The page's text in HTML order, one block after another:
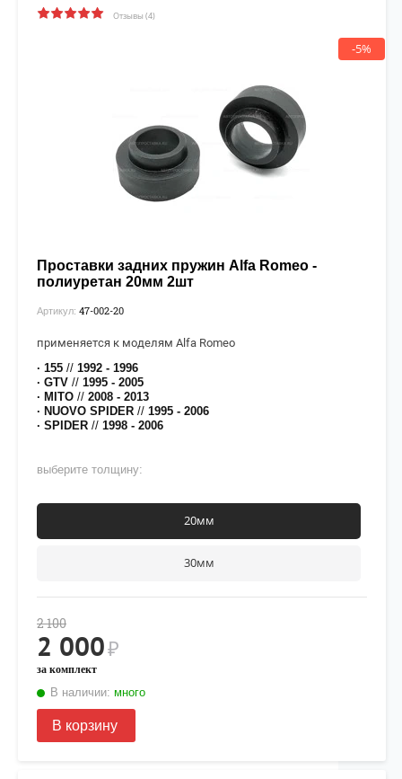
Отзывы (4)
-5%
Проставки задних пружин Alfa Romeo -
полиуретан 20мм 2шт
Артикул: 47-002-20
применяется к моделям Alfa Romeo
· 155 // 1992 - 1996
· GTV // 1995 - 2005
· MITO // 2008 - 2013
· NUOVO SPIDER // 1995 - 2006
· SPIDER // 1998 - 2006
выберите толщину:
20мм
30мм
2 100
2 000₽
за комплект
В наличии: много
В корзину